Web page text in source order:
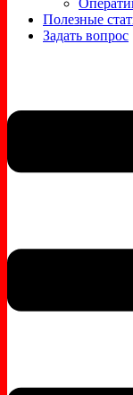
Полезные
Задать вопрос